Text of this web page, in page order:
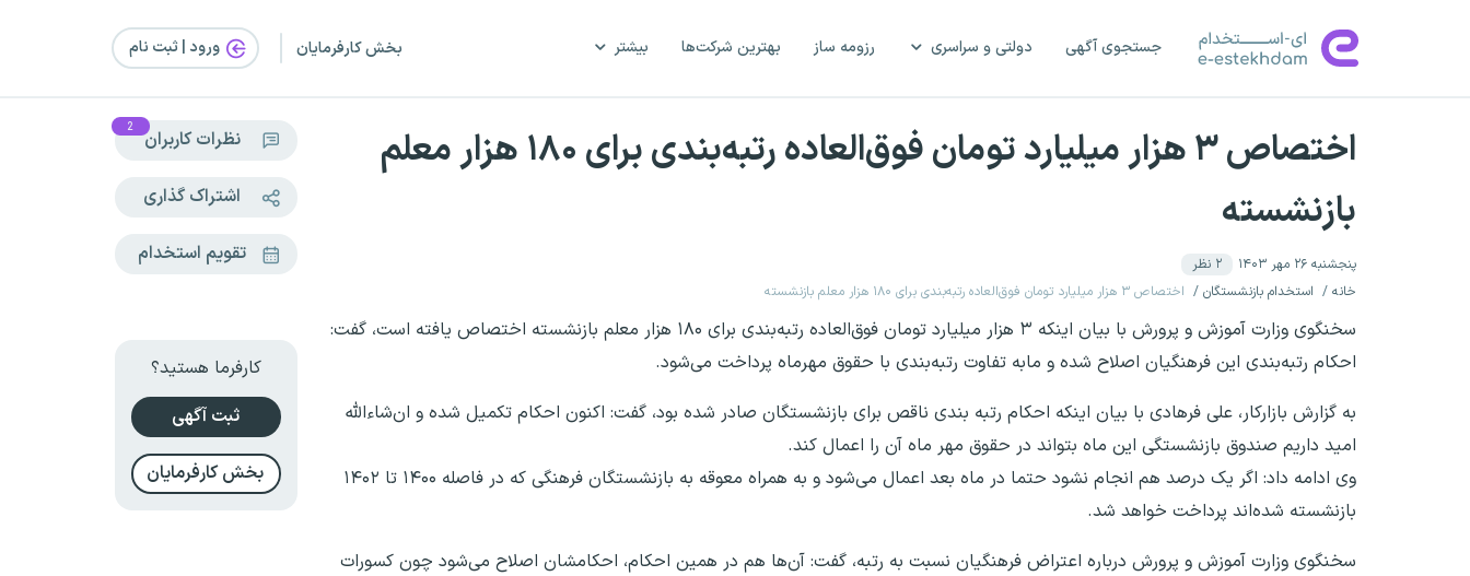
جستجوی آگهی دولتی و سراسری رزومه ساز بهترین شرکت‌ها بیشتر بخش کارفرمایان ورود | ثبت‌ نام
اختصاص ۳ هزار میلیارد تومان فوق‌العاده رتبه‌بندی برای ۱۸۰ هزار معلم
بازنشسته
پنجشنبه ۲۶ مهر ۱۴۰۳ ۲ نظر
خانه
استخدام بازنشستگان اختصاص ۳ هزار میلیارد تومان فوق‌العاده رتبه‌بندی برای ۱۸۰ هزار معلم بازنشسته
سخنگوی وزارت آموزش و پرورش با بیان اینکه ۳ هزار میلیارد تومان فوق‌العاده رتبه‌بندی برای ۱۸۰ هزار معلم بازنشسته اختصاص یافته است، گفت:
احکام رتبه‌بندی این فرهنگیان اصلاح شده و مابه تفاوت رتبه‌بندی با حقوق مهرماه پرداخت می‌شود.
به گزارش بازارکار، علی فرهادی با بیان اینکه احکام رتبه بندی ناقص برای بازنشستگان صادر شده بود، گفت: اکنون احکام تکمیل شده و ان‌شاءالله
امید داریم صندوق بازنشستگی این ماه بتواند در حقوق مهر ماه آن را اعمال کند.
وی ادامه داد: اگر یک درصد هم انجام نشود حتما در ماه بعد اعمال می‌شود و به همراه معوقه به بازنشستگان فرهنگی که در فاصله ۱۴۰۰ تا ۱۴۰۲
بازنشسته شده‌اند پرداخت خواهد شد.
سخنگوی وزارت آموزش و پرورش درباره اعتراض فرهنگیان نسبت به رتبه، گفت: آن‌ها هم در همین احکام، احکامشان اصلاح می‌شود چون کسورات
نظرات کاربران 2
اشتراک گذاری
تقویم استخدام
کارفرما هستید؟
ثبت آگهی
بخش کارفرمایان